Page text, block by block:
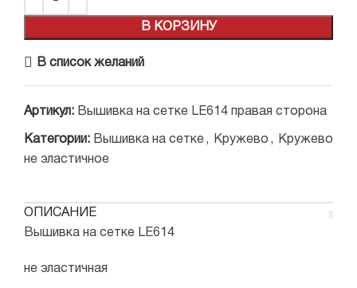
В КОРЗИНУ
В список желаний
Артикул: Вышивка на сетке LE614 правая сторона
Категории: Вышивка на сетке , Кружево ,
Кружево
не эластичное
ОПИСАНИЕ
Вышивка на сетке LE614
не эластичная